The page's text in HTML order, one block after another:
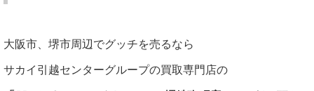
大阪市、堺市周辺でグッチを売るなら
サカイ引越センターグループの買取専門店の